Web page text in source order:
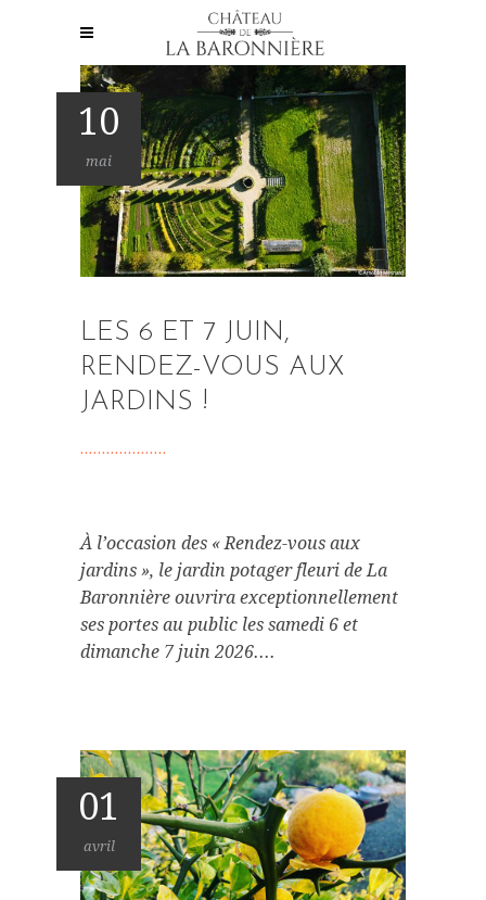
10
mai
LES 6 ET 7 JUIN,
RENDEZ-VOUS AUX
JARDINS !
À l’occasion des « Rendez-vous aux
jardins », le jardin potager fleuri de La
Baronnière ouvrira exceptionnellement
ses portes au public les samedi 6 et
dimanche 7 juin 2026....
01
avril